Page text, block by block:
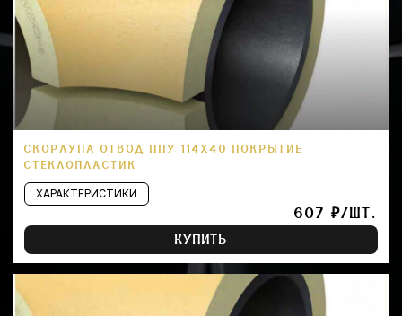
СКОРЛУПА ОТВОД ППУ 114Х40 ПОКРЫТИЕ
СТЕКЛОПЛАСТИК
ХАРАКТЕРИСТИКИ
607 ₽/ШТ.
КУПИТЬ